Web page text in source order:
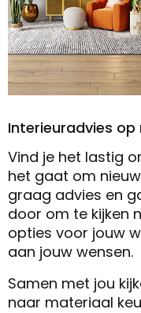
Interieuradvies
Vind je het lastig
het gaat om
graag advies en
door om te kijken
opties voor jouw
aan jouw wensen.
Samen met jou
naar materiaal